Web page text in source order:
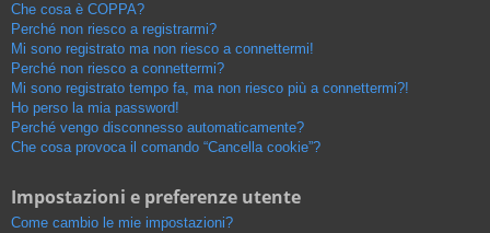
Che cosa è COPPA?
Perché non riesco a registrarmi?
Mi sono registrato ma non riesco a connettermi!
Perché non riesco a connettermi?
Mi sono registrato tempo fa, ma non riesco più a connettermi?!
Ho perso la mia password!
Perché vengo disconnesso automaticamente?
Che cosa provoca il comando “Cancella cookie”?
Impostazioni e preferenze utente
Come cambio le mie impostazioni?